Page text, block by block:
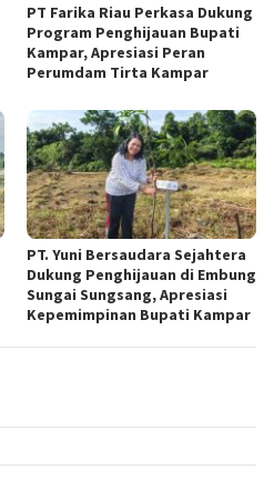
PT Farika Riau Perkasa Dukung
Program Penghijauan Bupati
Kampar, Apresiasi Peran
Perumdam Tirta Kampar
PT. Yuni Bersaudara Sejahtera
Dukung Penghijauan di Embung
Sungai Sungsang, Apresiasi
Kepemimpinan Bupati Kampar ‎